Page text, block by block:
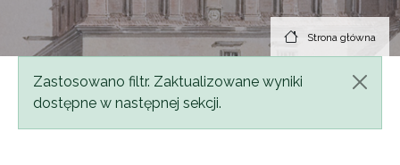
Strona główna
Komunikat
Zastosowano filtr. Zaktualizowane wyniki
dostępne w następnej sekcji.